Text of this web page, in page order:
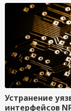
Устранение
интерфейсов